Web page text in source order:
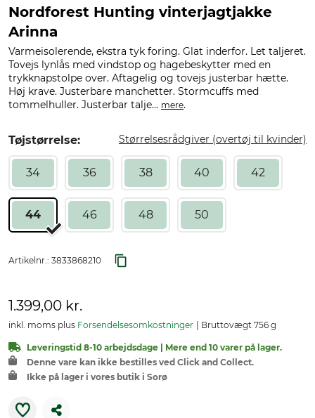
Nordforest Hunting vinterjagtjakke
Arinna
Varmeisolerende, ekstra tyk foring. Glat inderfor. Let taljeret.
Tovejs lynlås med vindstop og hagebeskytter med en
trykknapstolpe over. Aftagelig og tovejs justerbar hætte.
Høj krave. Justerbare manchetter. Stormcuffs med
tommelhuller. Justerbar talje... mere.
Tøjstørrelse: Størrelsesrådgiver (overtøj til kvinder)
34 36 38 40 42
44 46 48 50
Artikelnr.: 3833868210
1.399,00 kr.
inkl. moms plus Forsendelsesomkostninger Bruttovægt 756 g
Leveringstid 8-10 arbejdsdage | Mere end 10 varer på lager.
Denne vare kan ikke bestilles ved Click and Collect.
Ikke på lager i vores butik i Sorø